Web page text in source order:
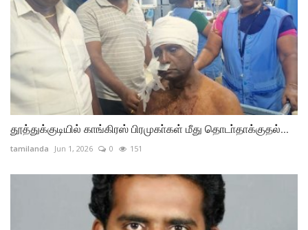
தூத்துக்குடியில் காங்கிரஸ் பிரமுகா்கள் மீது தொடா்தாக்குதல்...
tamilanda Jun 1, 2026 0 151